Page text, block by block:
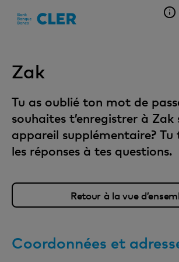
Zak
Tu as oublié ton mot de
souhaites t’enregistrer à Zak
appareil supplémentaire? Tu
les réponses à tes questions.
Retour à la vue
Coordonnées et